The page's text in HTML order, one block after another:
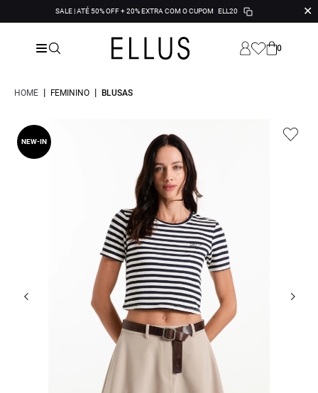
SALE | ATÉ 50% OFF + 20% EXTRA COM O CUPOM ELL20 ✕
0
HOME | FEMININO | BLUSAS
NEW-IN